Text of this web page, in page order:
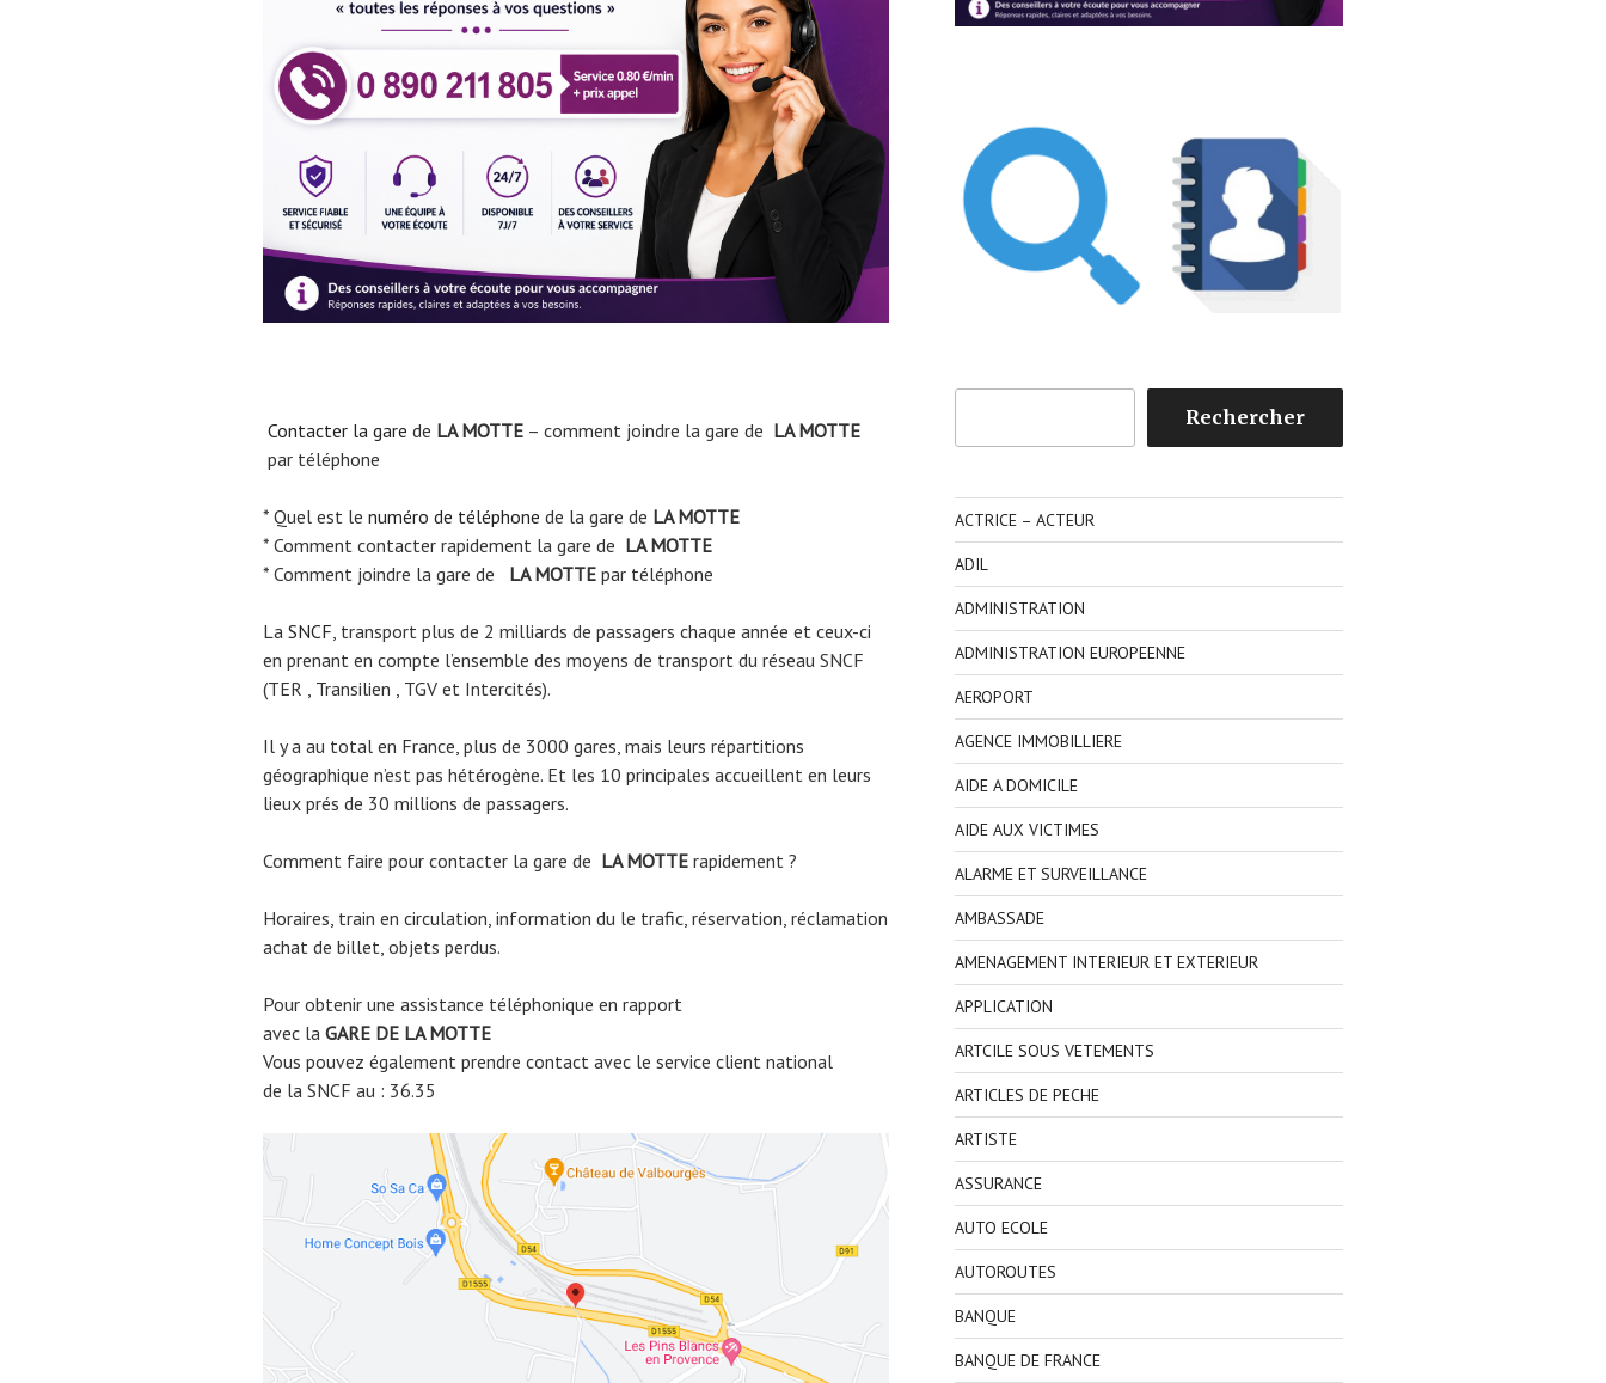
Contacter la gare de LA MOTTE – comment joindre la gare de LA MOTTE
par téléphone
* Quel est le numéro de téléphone de la gare de LA MOTTE
* Comment contacter rapidement la gare de LA MOTTE
* Comment joindre la gare de
LA MOTTE par téléphone
La SNCF, transport plus de 2 milliards de passagers chaque année et ceux-ci
en prenant en compte l’ensemble des moyens de transport du réseau SNCF
(TER , Transilien , TGV et Intercités).
Il y a au total en France, plus de 3000 gares, mais leurs répartitions
géographique n’est pas hétérogène. Et les 10 principales accueillent en leurs
lieux prés de 30 millions de passagers.
Comment faire pour contacter la gare de LA MOTTE rapidement ?
Horaires, train en circulation, information du le trafic, réservation, réclamation
achat de billet, objets perdus.
Pour obtenir une assistance téléphonique en rapport
avec la GARE DE LA MOTTE
Vous pouvez également prendre contact avec le service client national
de la SNCF au : 36.35
Rechercher
ACTRICE – ACTEUR
ADIL
ADMINISTRATION
ADMINISTRATION EUROPEENNE
AEROPORT
AGENCE IMMOBILLIERE
AIDE A DOMICILE
AIDE AUX VICTIMES
ALARME ET SURVEILLANCE
AMBASSADE
AMENAGEMENT INTERIEUR ET EXTERIEUR
APPLICATION
ARTCILE SOUS VETEMENTS
ARTICLES DE PECHE
ARTISTE
ASSURANCE
AUTO ECOLE
AUTOROUTES
BANQUE
BANQUE DE FRANCE